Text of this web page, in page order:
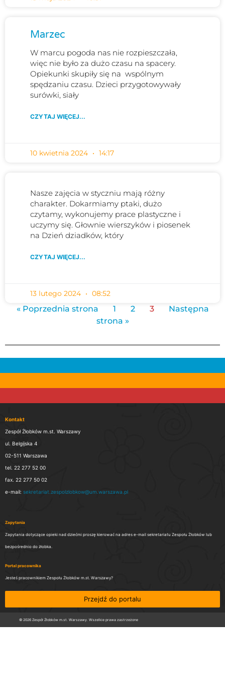
Marzec
W marcu pogoda nas nie rozpieszczała,
więc nie było za dużo czasu na spacery.
Opiekunki skupiły się na wspólnym
spędzaniu czasu. Dzieci przygotowywały
surówki, siały
CZYTAJ WIĘCEJ...
10 kwietnia 2024 14:17
Nasze zajęcia w styczniu mają różny
charakter. Dokarmiamy ptaki, dużo
czytamy, wykonujemy prace plastyczne i
uczymy się. Głownie wierszyków i piosenek
na Dzień dziadków, który
CZYTAJ WIĘCEJ...
13 lutego 2024 08:52
« Poprzednia strona 1 2 3
Następna
strona »
Kontakt
Zespół Żłobków m.st. Warszawy
ul. Belgijska 4
02-511 Warszawa
tel. 22 277 52 00
fax. 22 277 50 02
e-mail: sekretariat.zespolzlobkow@um.warszawa.pl
Zapytania
Zapytania dotyczące opieki nad dziećmi proszę kierować na adres e-mail sekretariatu Zespołu Żłobków lub
bezpośrednio do żłobka.
Portal pracownika
Jesteś pracownikiem Zespołu Żłobków m.st. Warszawy?
Przejdź do portalu
© 2026 Zespół Żłobków m.st. Warszawy. Wszelkie prawa zastrzeżone